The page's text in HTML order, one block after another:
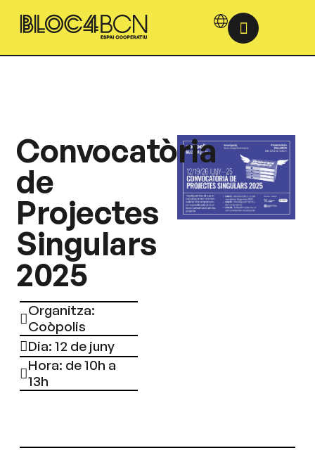
Convocatòria
de
Projectes
Singulars
2025
Organitza:
Coòpolis
Dia: 12 de juny
Hora: de 10h a
13h